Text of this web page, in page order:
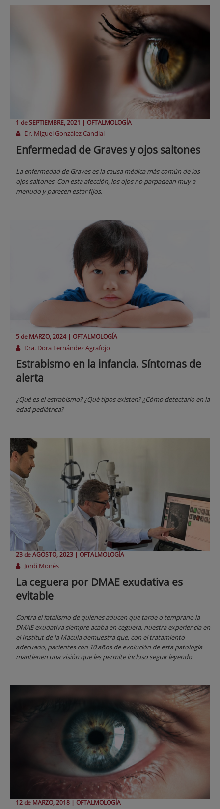
1 deSEPTIEMBRE, 2021 | OFTALMOLOGÍA
Dr. Miguel González Candial
Enfermedad de Graves y ojos saltones
La enfermedad de Graves es la causa médica más común de los
ojos saltones. Con esta afección, los ojos no parpadean muy a
menudo y parecen estar fijos.
5 de MARZO, 2024 | OFTALMOLOGÍA
Dra. Dora Fernández Agrafojo
Estrabismo en la infancia. Síntomas de
alerta
¿Qué es el estrabismo? ¿Qué tipos existen? ¿Cómo detectarlo en la
edad pediátrica?
23 deAGOSTO, 2023 | OFTALMOLOGÍA
Jordi Monés
La ceguera por DMAE exudativa es
evitable
Contra el fatalismo de quienes aducen que tarde o temprano la
DMAE exudativa siempre acaba en ceguera, nuestra experiencia en
el Institut de la Màcula demuestra que, con el tratamiento
adecuado, pacientes con 10 años de evolución de esta patología
mantienen una visión que les permite incluso seguir leyendo.
12 de MARZO, 2018 | OFTALMOLOGÍA